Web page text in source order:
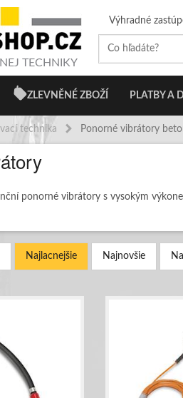
TECHNIKY
Výhradné
ZLEVNĚNÉ ZBOŽÍ PLATBY A
technika Ponorné vibrátory
ponorné vibrátory s vysokým
Najlacnejšie Najnovšie